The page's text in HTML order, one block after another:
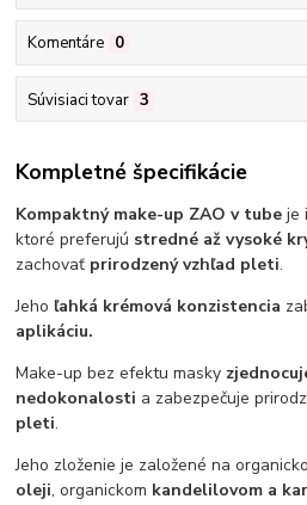
Komentáre 0
Súvisiaci tovar 3
Kompletné špecifikácie
Kompaktný make-up ZAO v tube je
ktoré preferujú stredné až vysoké
zachovať prirodzený vzhľad pleti.
Jeho ľahká krémová konzistencia
aplikáciu.
Make-up bez efektu masky
nedokonalosti a zabezpečuje
pleti.
Jeho zloženie je založené na
oleji, organickom kandelilovom a